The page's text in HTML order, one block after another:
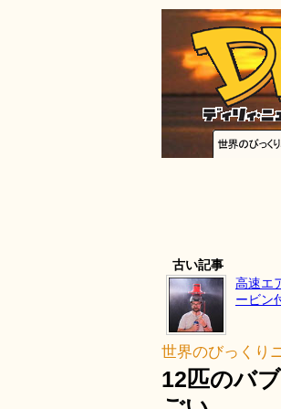
古い記事
高速エ
ービン
世界のびっくり
12匹のバ